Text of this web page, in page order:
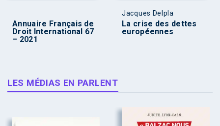
Annuaire Français de
Droit International 67
– 2021
Jacques Delpla
La crise des dettes
européennes
LES MÉDIAS EN PARLENT